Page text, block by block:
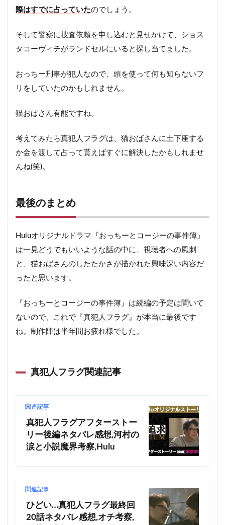
際はすでに占っていたのでしょう。
そして警察に捜査依頼を申し込むと見せかけて、ショス
タコーヴィチがランドセルにいると探し当てました。
おっちー刑事が犯人なので、頭を使って何も知らないフ
リをしていたのかもしれません。
猫おばさん有能ですね。
考えてみたら真犯人フラグは、猫おばさんに土下座する
か金を渡して占って貰えばすぐに解決したかもしれませ
んね(笑)。
最後のまとめ
Huluオリジナルドラマ『おっちーとコージーの事件簿』
は一見どうでもいいような話の中に、視聴者への風刺
と、猫おばさんのしたたかさが描かれた興味深い内容だ
ったと思います。
『おっちーとコージーの事件簿』は続編の予定は聞いて
ないので、これで『真犯人フラグ』が本当に最後です
ね。制作陣は半年間お疲れ様でした。
真犯人フラグ関連記事
関連記事
真犯人フラグアフターストー
リー後編ネタバレ感想,河村の
涙と小説魔界考察,Hulu
関連記事
ひどい…真犯人フラグ最終回
20話ネタバレ感想,オチ考察,